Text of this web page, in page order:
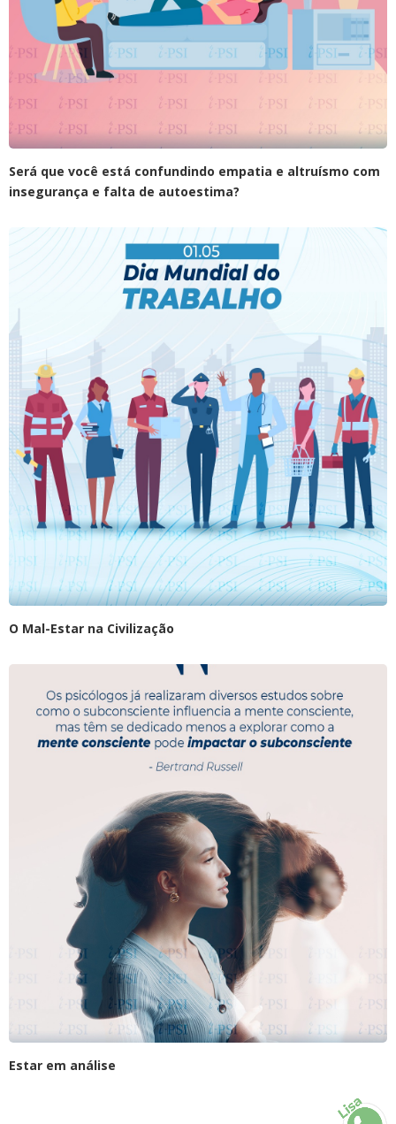
Será que você está confundindo empatia e altruísmo com
insegurança e falta de autoestima?
O Mal-Estar na Civilização
Estar em análise